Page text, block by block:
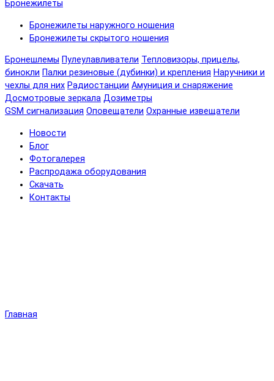
Бронежилеты
Бронежилеты наружного ношения
Бронежилеты скрытого ношения
Бронешлемы Пулеулавливатели Тепловизоры, прицелы,
бинокли Палки резиновые (дубинки) и крепления Наручники и
чехлы для них Радиостанции Амуниция и снаряжение
Досмотровые зеркала Дозиметры
GSM сигнализация Оповещатели Охранные извещатели
Новости
Блог
Фотогалерея
Распродажа оборудования
Скачать
Контакты
Главная